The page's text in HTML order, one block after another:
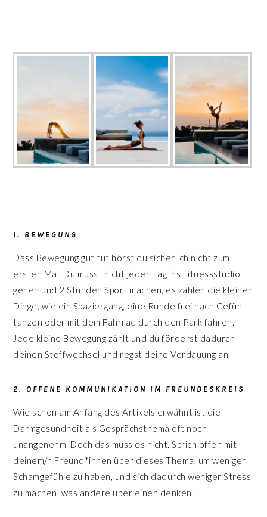
1. BEWEGUNG
Dass Bewegung gut tut hörst du sicherlich nicht zum
ersten Mal. Du musst nicht jeden Tag ins Fitnessstudio
gehen und 2 Stunden Sport machen, es zählen die kleinen
Dinge, wie ein Spaziergang, eine Runde frei nach Gefühl
tanzen oder mit dem Fahrrad durch den Park fahren.
Jede kleine Bewegung zählt und du förderst dadurch
deinen Stoffwechsel und regst deine Verdauung an.
2. OFFENE KOMMUNIKATION IM FREUNDESKREIS
Wie schon am Anfang des Artikels erwähnt ist die
Darmgesundheit als Gesprächsthema oft noch
unangenehm. Doch das muss es nicht. Sprich offen mit
deinem/n Freund*innen über dieses Thema, um weniger
Schamgefühle zu haben, und sich dadurch weniger Stress
zu machen, was andere über einen denken.